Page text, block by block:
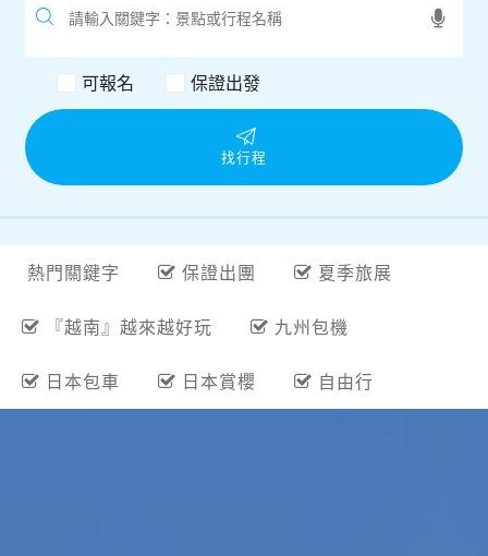
可報名 保證出發
找行程
熱門關鍵字 保證出團 夏季旅展
『越南』越來越好玩 九州包機
日本包車 日本賞櫻 自由行